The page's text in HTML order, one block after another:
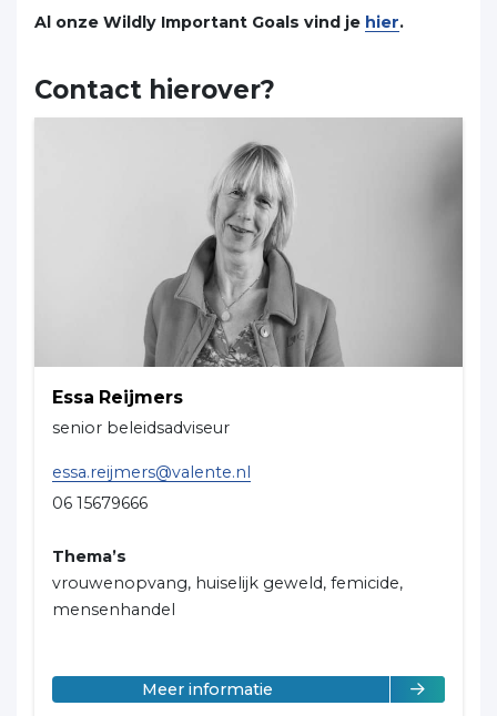
Al onze Wildly Important Goals vind je hier.
Contact hierover?
Essa Reijmers
senior beleidsadviseur
essa.reijmers@valente.nl
06 15679666
Thema’s
vrouwenopvang, huiselijk geweld, femicide,
mensenhandel
Meer informatieover Essa Reijmers